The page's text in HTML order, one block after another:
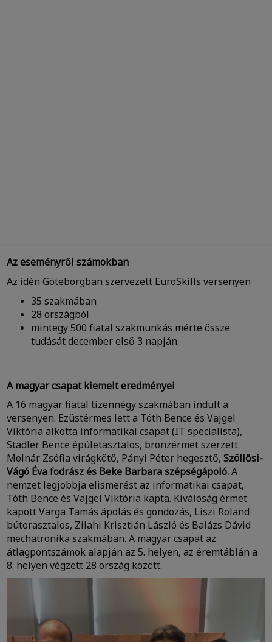
Az eseményről számokban
Az idén Göteborgban szervezett EuroSkills versenyen
35 szakmában
28 országból
mintegy 500 fiatal szakmunkás mérte össze
tudását december első 3 napján.
A magyar csapat kiemelt eredményei
A 16 magyar fiatal tizennégy szakmában indult a
versenyen. Ezüstérmes lett a Tóth Bence és Vajgel
Viktória alkotta informatikai csapat (IT specialista),
Stadler Bence épületasztalos, bronzérmet szerzett
Molnár Zsófia virágkötő, Pányi Péter hegesztő, Szöllősi-
Vágó Éva fodrász és Beke Barbara szépségápoló.A
nemzet legjobbja elismerést az informatikai csapat,
Tóth Bence és Vajgel Viktória kapta. Kiválóság érmet
kapott Varga Tamás ápolás és gondozás, Liszi Roland
bútorasztalos, Zilahi Krisztián László és Balázs Dávid
mechatronika szakmában. A magyar csapat az
átlagpontszámok alapján az 5. helyen, az éremtáblán a
8. helyen végzett 28 ország között.